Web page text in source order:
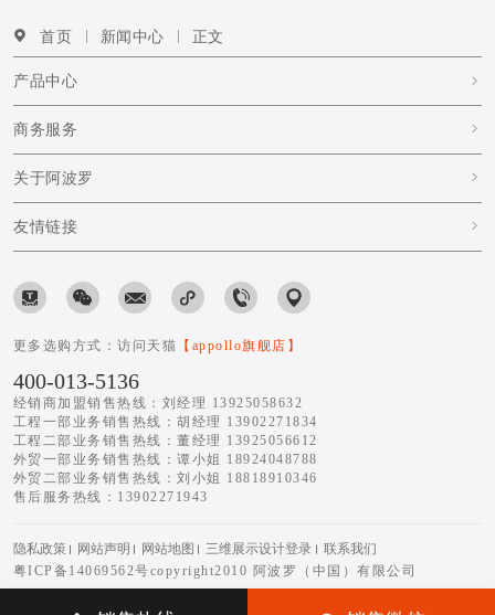
首页 新闻中心 正文
产品中心
商务服务
关于阿波罗
友情链接
更多选购方式：访问天猫 【appollo旗舰店】
400-013-5136
经销商加盟销售热线：刘经理 13925058632
工程一部业务销售热线：胡经理 13902271834
工程二部业务销售热线：董经理 13925056612
外贸一部业务销售热线：谭小姐 18924048788
外贸二部业务销售热线：刘小姐 18818910346
售后服务热线：13902271943
隐私政策 网站声明 网站地图 三维展示设计登录
联系我们
粤ICP备14069562号copyright2010 阿波罗（中国）有限公司